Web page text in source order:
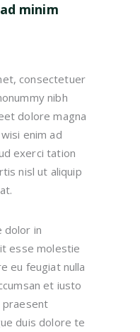
minim
consectetuer
nibh
dolore magna
enim ad
exerci tation
nisl ut aliquip
dolor in
esse molestie
eu feugiat nulla
et iusto
praesent
duis dolore te